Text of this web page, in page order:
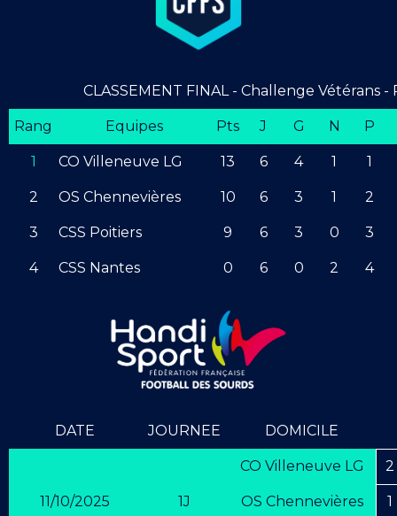
CLASSEMENT FINAL - Challenge Vétérans -
Rang Equipes Pts J G N P
1 CO Villeneuve LG 13 6 4 1 1
2 OS Chennevières 10 6 3 1 2
3 CSS Poitiers 9 6 3 0 3
4 CSS Nantes 0 6 0 2 4
DATE JOURNEE DOMICILE
11/10/2025 1J
CO Villeneuve LG 2
OS Chennevières 1